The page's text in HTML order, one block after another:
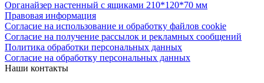
Органайзер настенный с ящиками 210*120*70 мм
Правовая информация
Согласие на использование и обработку файлов cookie
Согласие на получение рассылок и рекламных сообщений
Политика обработки персональных данных
Согласие на обработку персональных данных
Наши контакты